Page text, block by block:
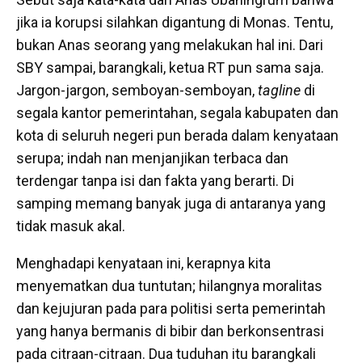
jika ia korupsi silahkan digantung di Monas. Tentu,
bukan Anas seorang yang melakukan hal ini. Dari
SBY sampai, barangkali, ketua RT pun sama saja.
Jargon-jargon, semboyan-semboyan,tagline di
segala kantor pemerintahan, segala kabupaten dan
kota di seluruh negeri pun berada dalam kenyataan
serupa; indah nan menjanjikan terbaca dan
terdengar tanpa isi dan fakta yang berarti. Di
samping memang banyak juga di antaranya yang
tidak masuk akal.
Menghadapi kenyataan ini, kerapnya kita
menyematkan dua tuntutan; hilangnya moralitas
dan kejujuran pada para politisi serta pemerintah
yang hanya bermanis di bibir dan berkonsentrasi
pada citraan-citraan. Dua tuduhan itu barangkali